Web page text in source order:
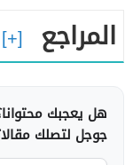
المراجع
هل يعجبك
جوجل لتصلك